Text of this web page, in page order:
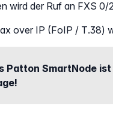
wird der Ruf an FXS 0/
over IP (FoIP / T.38)
Patton SmartNode ist